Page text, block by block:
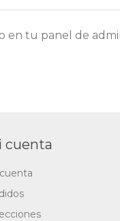
en tu panel de
cuenta